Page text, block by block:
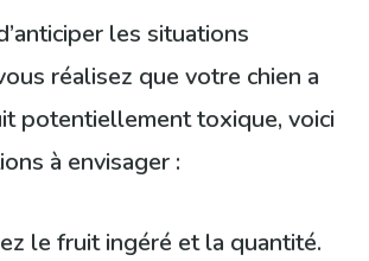
les situations
réalisez que votre chien a
potentiellement toxique, voici
à envisager :
le fruit ingéré et la quantité.